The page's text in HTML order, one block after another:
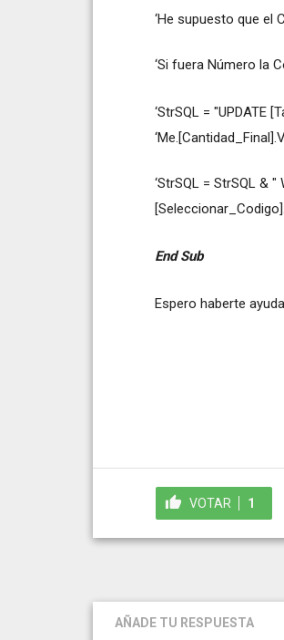
‘He supuesto que el
‘Si fuera Número la
‘StrSQL = "UPDATE
‘StrSQL = StrSQL &
End Sub
Espero haberte
VOTAR 1
AÑADE TU RESPUESTA